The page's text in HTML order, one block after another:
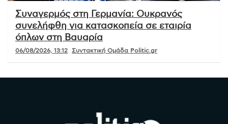
Συναγερμός στη Γερμανία: Ουκρανός
συνελήφθη για κατασκοπεία σε εταιρία
όπλων στη Βαυαρία
06/08/2026, 13:12 Συντακτική Ομάδα Politic.gr